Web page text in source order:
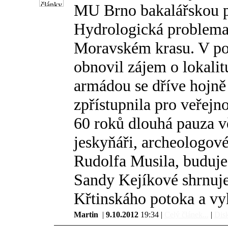
MU Brno bakalářskou
Hydrologická
Moravském krasu. V
obnovil zájem o
armádou se dříve
zpřístupnila pro
60 roků dlouhá pauza
jeskyňáři,
Rudolfa Musila,
Sandy Kejíkové
Křtinskáho potoka a
Martin | 9.10.201219:34 | |